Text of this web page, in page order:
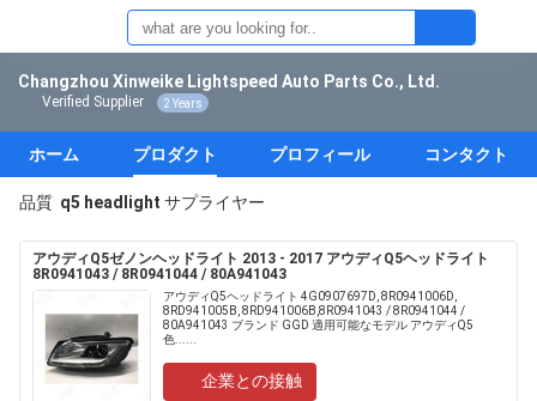
Changzhou Xinweike Lightspeed Auto Parts Co., Ltd.
Verified Supplier 2 Years
ホーム プロダクト プロフィール コンタクト
品質 q5 headlight サプライヤー
アウディQ5ゼノンヘッドライト 2013 - 2017 アウディQ5ヘッドライト
8R0941043 / 8R0941044 / 80A941043
アウディQ5ヘッドライト 4G0907697D, 8R0941006D,
8RD941005B, 8RD941006B,8R0941043 / 8R0941044 /
80A941043 ブランド GGD 適用可能なモデル アウディQ5
色......
企業との接触